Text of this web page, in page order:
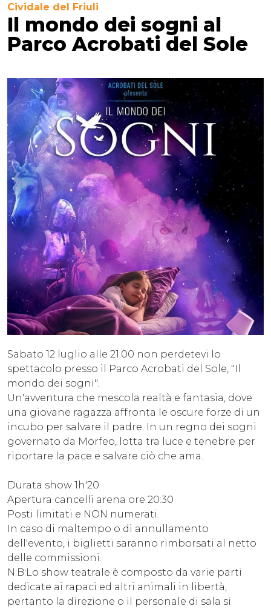
Cividale del Friuli
Il mondo dei sogni al
Parco Acrobati del Sole
Sabato 12 luglio alle 21.00 non perdetevi lo
spettacolo presso il Parco Acrobati del Sole, "Il
mondo dei sogni".
Un'avventura che mescola realtà e fantasia, dove
una giovane ragazza affronta le oscure forze di un
incubo per salvare il padre. In un regno dei sogni
governato da Morfeo, lotta tra luce e tenebre per
riportare la pace e salvare ciò che ama.
Durata show 1h'20
Apertura cancelli arena ore 20:30
Posti limitati e NON numerati.
In caso di maltempo o di annullamento
dell'evento, i biglietti saranno rimborsati al netto
delle commissioni.
N:B:Lo show teatrale è composto da varie parti
dedicate ai rapaci ed altri animali in libertà,
pertanto la direzione o il personale di sala si